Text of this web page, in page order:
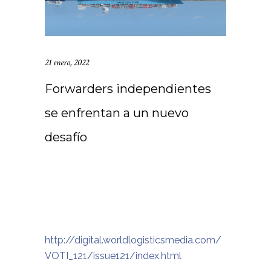
21 enero, 2022
Forwarders independientes
se enfrentan a un nuevo
desafío
http://digital.worldlogisticsmedia.com/
VOTI_121/issue121/index.html